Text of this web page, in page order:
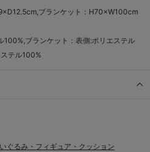
ブランケット：H70×W100cm
ブランケット：表側:ポリエステル
テル100%
ぐるみ・フィギュア・クッション